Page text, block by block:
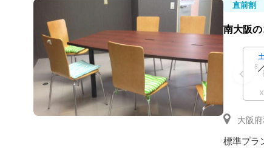
直前割
南大阪
8
x
大阪
標準プラ